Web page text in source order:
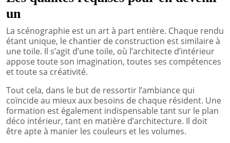
un
La scénographie est un art à part entière. Chaque rendu
étant unique, le chantier de construction est similaire à
une toile. Il s’agit d’une toile, où l’architecte d’intérieur
appose toute son imagination, toutes ses compétences
et toute sa créativité.
Tout cela, dans le but de ressortir l’ambiance qui
coïncide au mieux aux besoins de chaque résident. Une
formation est également indispensable tant sur le plan
déco intérieur, tant en matière d’architecture. Il doit
être apte à manier les couleurs et les volumes.